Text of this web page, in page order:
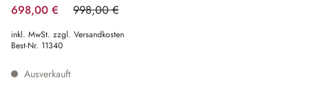
698,00 € 998,00 €
(30.06% gespart)
inkl. MwSt. zzgl. Versandkosten
Best-Nr. 11340
Ausverkauft